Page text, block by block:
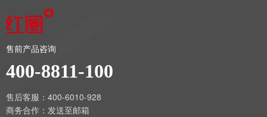
外挂，就是红圈工程项
目管理系统，一个真正
懂行的智能帮手。这个
光伏项目管理系统怎么
就能让你把项目装进手
机，从繁杂事务中抽
身，随时随地，心里有
数，甚至能有点“躺
赢”的底气?
售前产品咨询
400-8811-100
售后客服：400-6010-928
商务合作： 发送至邮箱